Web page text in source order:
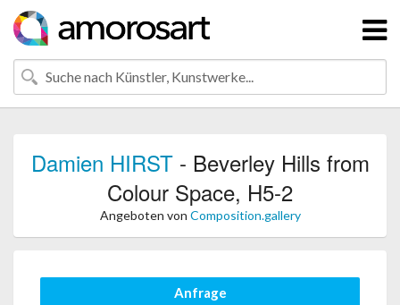
Damien HIRST- Beverley Hills from
Colour Space, H5-2
Angeboten von Composition.gallery
Anfrage